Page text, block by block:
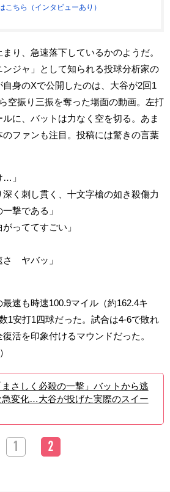
こちら（インタビューあり）
り、急速落下しているかのようだ。
ジャ」として知られる投球分析家の
身のXで公開したのは、大谷が2回1
空振り三振を奪った場面の動画。左打
に、バットは力なく空を切る。あま
のファンも注目。投稿には驚きの言葉
…」
深く刺し貫く、十文字槍の如き殺傷力
撃である」
っててすごい」
さ ヤバッ」
速も時速100.9マイル（約162.4キ
1安打1四球だった。試合は4-6で敗れ
活を印象付けるマウンドだった。
まさしく必殺の一撃」バットから逃
急変化…大谷が投げた実際のスイー
1 2